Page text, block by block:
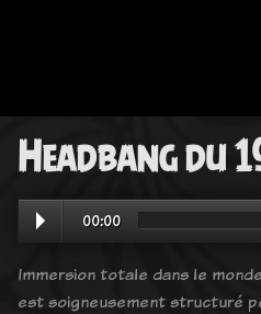
Headbang du
00:00
Immersion totale dans le
est soigneusement structuré